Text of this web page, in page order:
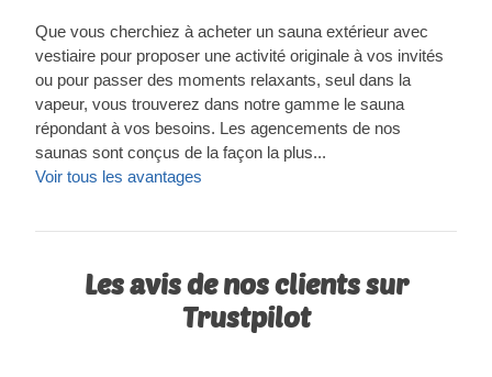
Que vous cherchiez à acheter un sauna extérieur avec
vestiaire pour proposer une activité originale à vos invités
ou pour passer des moments relaxants, seul dans la
vapeur, vous trouverez dans notre gamme le sauna
répondant à vos besoins. Les agencements de nos
saunas sont conçus de la façon la plus...
Voir tous les avantages
Les avis de nos clients sur
Trustpilot